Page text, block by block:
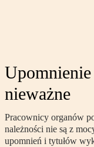
nieważne
Pracownicy organów
należności nie są z
upomnień i tytułów